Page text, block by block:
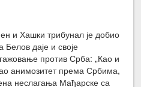
и Хашки трибунал је добио
даје и своје
против Срба: „Као и
анимозитет према Србима,
неслагања Мађарске са